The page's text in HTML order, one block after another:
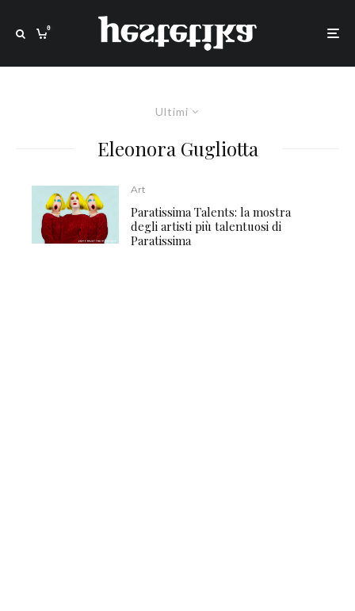
0
Ultimi
Eleonora Gugliotta
Art
Paratissima Talents: la mostra
degli artisti più talentuosi di
Paratissima